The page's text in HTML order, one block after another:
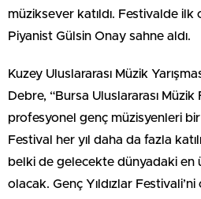
müziksever katıldı. Festivalde ilk
Piyanist Gülsin Onay sahne aldı.
Kuzey Uluslararası Müzik
Debre, “Bursa Uluslararası
profesyonel genç müzisyenleri
Festival her yıl daha da fazla
belki de gelecekte dünyadaki en
olacak. Genç Yıldızlar